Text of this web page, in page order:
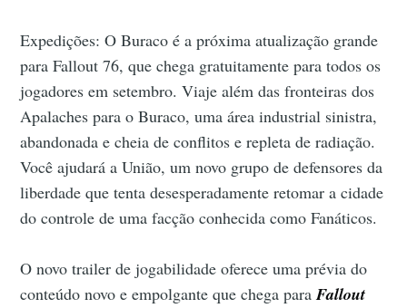
Expedições: O Buraco é a próxima atualização grande
para Fallout 76, que chega gratuitamente para todos os
jogadores em setembro. Viaje além das fronteiras dos
Apalaches para o Buraco, uma área industrial sinistra,
abandonada e cheia de conflitos e repleta de radiação.
Você ajudará a União, um novo grupo de defensores da
liberdade que tenta desesperadamente retomar a cidade
do controle de uma facção conhecida como Fanáticos.
O novo trailer de jogabilidade oferece uma prévia do
conteúdo novo e empolgante que chega paraFallout